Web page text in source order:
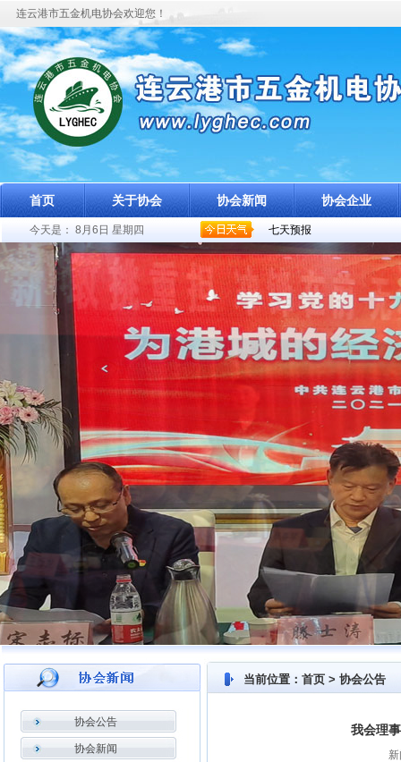
连云港市五金机电协会欢迎您！
首页 关于协会 协会新闻 协会企业
今天是： 8月6日 星期四
协会公告
协会新闻
当前位置：首页 > 协会公告
我会理